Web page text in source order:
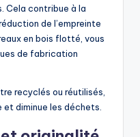
Cela contribue à la
de l’empreinte
en bois flotté, vous
de fabrication
recyclés ou réutilisés,
diminue les déchets.